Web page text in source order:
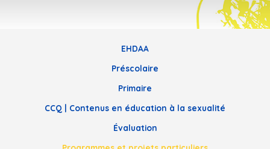
EHDAA
Préscolaire
Primaire
CCQ | Contenus en éducation à la sexualité
Évaluation